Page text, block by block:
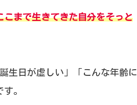
こまで生きてきた自分をそっと
生日が虚しい」「こんな年齢に
。